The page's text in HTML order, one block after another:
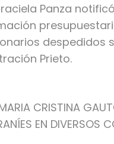
Panza
Prieto.
CRISTINA
EN DIVERSOS